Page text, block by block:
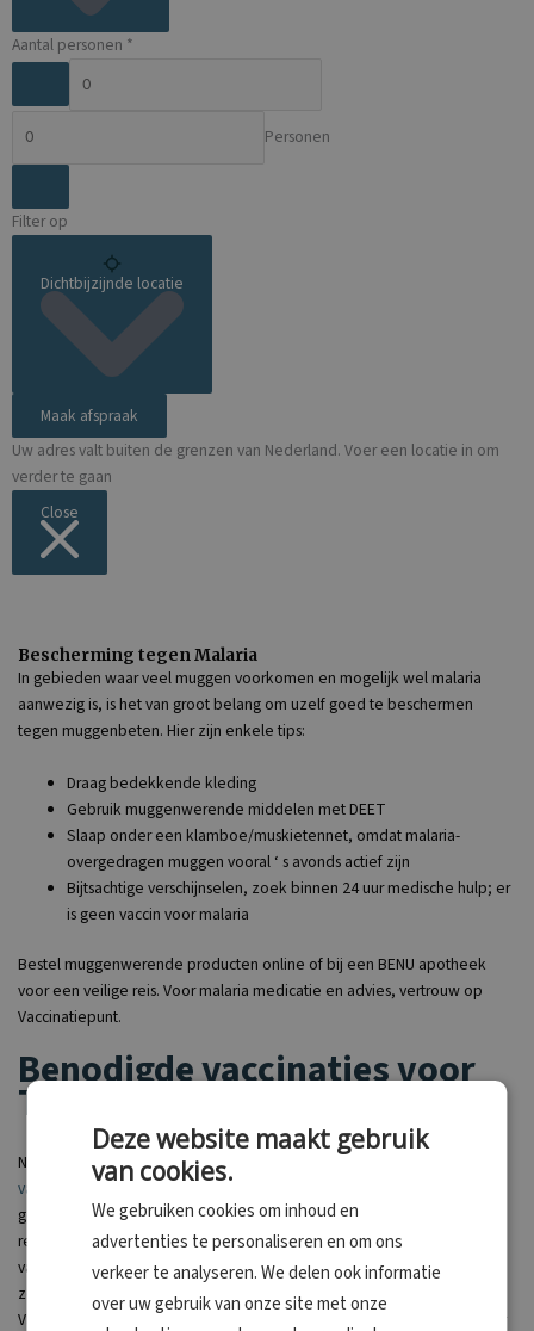
Aantal personen *
Personen
Filter op
Dichtbijzijnde locatie
Maak afspraak
Uw adres valt buiten de grenzen van Nederland. Voer een locatie in om
verder te gaan
Close
Bescherming tegen Malaria
In gebieden waar veel muggen voorkomen en mogelijk wel malaria
aanwezig is, is het van groot belang om uzelf goed te beschermen
tegen muggenbeten. Hier zijn enkele tips:
Draag bedekkende kleding
Gebruik muggenwerende middelen met DEET
Slaap onder een klamboe/muskietennet, omdat malaria-
overgedragen muggen vooral ‘ s avonds actief zijn
Bijtsachtige verschijnselen, zoek binnen 24 uur medische hulp; er
is geen vaccin voor malaria
Bestel muggenwerende producten online of bij een BENU apotheek
voor een veilige reis. Voor malaria medicatie en advies, vertrouw op
Vaccinatiepunt.
Benodigde vaccinaties voor
Taiwan
Naast malaria-preventie biedt Vaccinatiepunt een breed scala aan
vaccinaties
aan om uw reis zo veilig mogelijk te maken. Onze artsen
geven persoonlijk advies op maat, afgestemd op uw specifieke
reisplannen. Het vaccinatieadvies voor Taiwan beveelt de volgende
vaccinatie aan:Dengue. Ook zijn er optionele vaccinaties voor Taiwan,
zoals
Hepatitis B Tuberculose Rabiës
Vaccinatiepunt zorgt ervoor dat u optimaal beschermd op reis gaat naar
Deze website maakt gebruik
van cookies.
We gebruiken cookies om inhoud en
advertenties te personaliseren en om ons
verkeer te analyseren. We delen ook informatie
over uw gebruik van onze site met onze